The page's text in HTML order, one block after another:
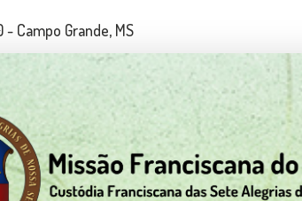
Campo Grande, MS